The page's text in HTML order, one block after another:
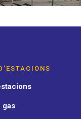
gas